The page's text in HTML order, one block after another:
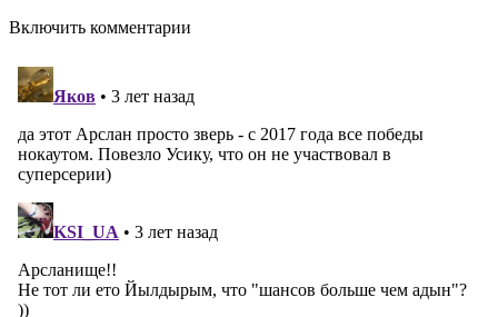
Включить комментарии